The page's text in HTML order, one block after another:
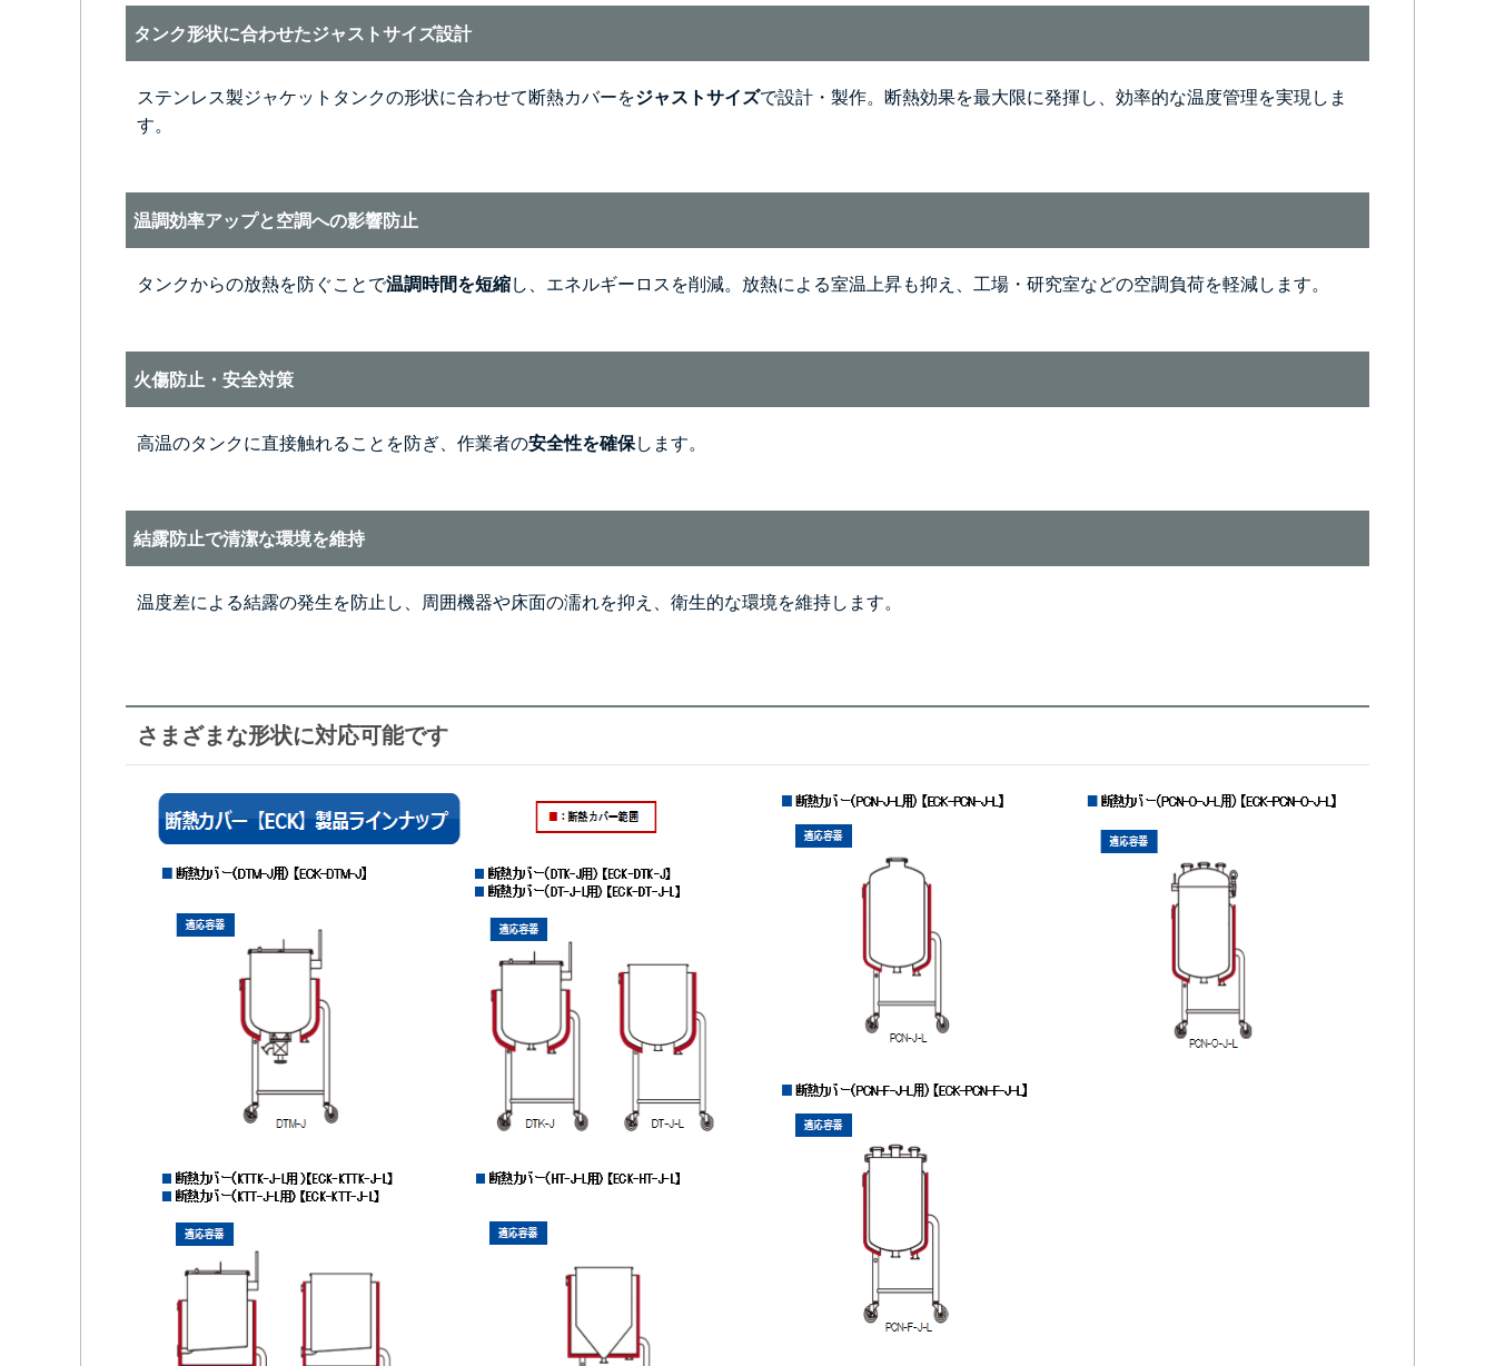
タンク形状に合わせたジャストサイズ設計
ステンレス製ジャケットタンクの形状に合わせて断熱カバーをジャストサイズで設計・製作。断熱効果を最大限に発揮し、効率的な温度管理を実現しま
す。
温調効率アップと空調への影響防止
タンクからの放熱を防ぐことで温調時間を短縮し、エネルギーロスを削減。放熱による室温上昇も抑え、工場・研究室などの空調負荷を軽減します。
火傷防止・安全対策
高温のタンクに直接触れることを防ぎ、作業者の安全性を確保します。
結露防止で清潔な環境を維持
温度差による結露の発生を防止し、周囲機器や床面の濡れを抑え、衛生的な環境を維持します。
さまざまな形状に対応可能です